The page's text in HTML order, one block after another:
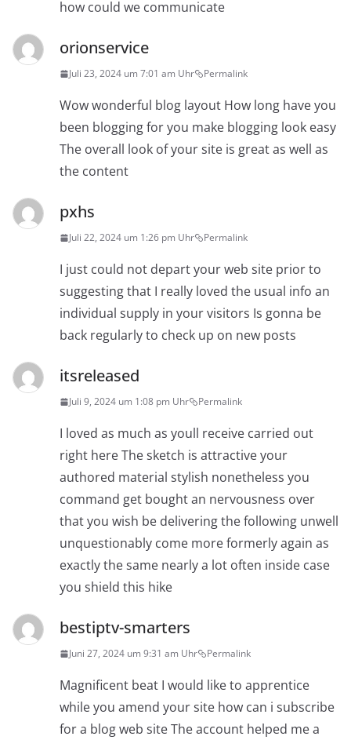
how could we communicate
orionservice
Juli 23, 2024 um 7:01 am Uhr Permalink
Wow wonderful blog layout How long have you
been blogging for you make blogging look easy
The overall look of your site is great as well as
the content
pxhs
Juli 22, 2024 um 1:26 pm Uhr Permalink
I just could not depart your web site prior to
suggesting that I really loved the usual info an
individual supply in your visitors Is gonna be
back regularly to check up on new posts
itsreleased
Juli 9, 2024 um 1:08 pm Uhr Permalink
I loved as much as youll receive carried out
right here The sketch is attractive your
authored material stylish nonetheless you
command get bought an nervousness over
that you wish be delivering the following unwell
unquestionably come more formerly again as
exactly the same nearly a lot often inside case
you shield this hike
bestiptv-smarters
Juni 27, 2024 um 9:31 am Uhr Permalink
Magnificent beat I would like to apprentice
while you amend your site how can i subscribe
for a blog web site The account helped me a